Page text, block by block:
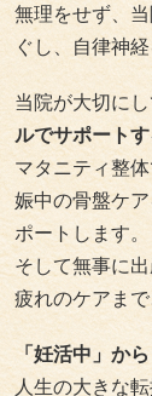
無理をせず、
ぐし、自律神
当院が大切にし
ルでサポートす
マタニティ整
娠中の骨盤ケ
ポートします。
そして無事に
疲れのケアま
「妊活中」か
人生の大きな